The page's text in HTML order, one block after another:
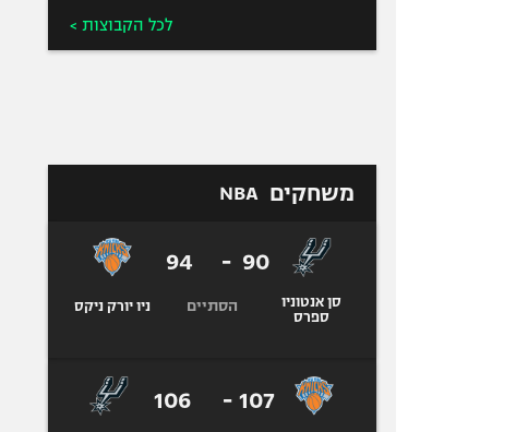
לכל הקבוצות >
משחקים NBA
סן אנטוניו
ספרס
90
-
94
הסתיים ניו יורק ניקס
107
-
106